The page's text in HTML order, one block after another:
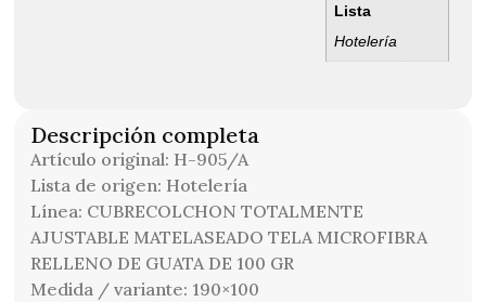
Lista
Hotelería
Descripción completa
Artículo original: H-905/A
Lista de origen: Hotelería
Línea: CUBRECOLCHON TOTALMENTE
AJUSTABLE MATELASEADO TELA MICROFIBRA
RELLENO DE GUATA DE 100 GR
Medida / variante: 190×100